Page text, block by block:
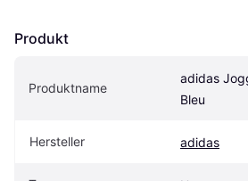
Produkt
Produktname
adidas
Bleu
Hersteller adidas